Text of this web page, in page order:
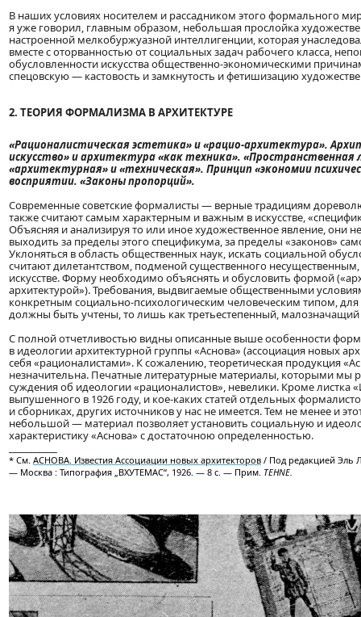
В наших условиях носителем и рассадником этого формального
я уже говорил, главным образом, небольшая прослойка
настроенной мелкобуржуазной интеллигенции, которая
вместе с оторванностью от социальных задач рабочего класса,
обусловленности искусства общественно-экономическими
спецовскую — кастовость и замкнутость и фетишизацию
2. ТЕОРИЯ ФОРМАЛИЗМА В АРХИТЕКТУРЕ
«Рационалистическая эстетика» и «рацио-архитектура».
искусство» и архитектура «как техника». «Пространственная
«архитектурная» и «техническая». Принцип «экономии
восприятии. «Законы пропорций».
Современные советские формалисты — верные традициям
также считают самым характерным и важным в искусстве,
Объясняя и анализируя то или иное художественное явление, они
выходить за пределы этого спецификума, за пределы «законов»
Уклоняться в область общественных наук, искать социальной
считают дилетантством, подменой существенного
искусстве. Форму необходимо объяснять и обусловить формой
архитектурой»). Требования, выдвигаемые общественными
конкретным социально-психологическим человеческим типом,
должны быть учтены, то лишь как третьестепенный, малозначащий
С полной отчетливостью видны описанные выше особенности
в идеологии архитектурной группы «Аснова» (ассоциация новых
себя «рационалистами». К сожалению, теоретическая продукция
незначительна. Печатные литературные материалы, которыми мы
суждения об идеологии «рационалистов», невелики. Кроме листка
выпушенного в 1926 году, и кое-каких статей отдельных
и сборниках, других источников у нас не имеется. Тем не менее и
небольшой — материал позволяет установить социальную и
характеристику «Аснова» с достаточною определенностью.
* См. АСНОВА. Известия Ассоциации новых архитекторов / Под редакцией Эль
— Москва : Типография „ВХУТЕМАС“, 1926. — 8 с. — Прим. TEHNE.